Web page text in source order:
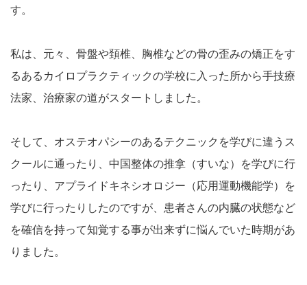
す。
私は、元々、骨盤や頚椎、胸椎などの骨の歪みの矯正をす
るあるカイロプラクティックの学校に入った所から手技療
法家、治療家の道がスタートしました。
そして、オステオパシーのあるテクニックを学びに違うス
クールに通ったり、中国整体の推拿（すいな）を学びに行
ったり、アプライドキネシオロジー（応用運動機能学）を
学びに行ったりしたのですが、患者さんの内臓の状態など
を確信を持って知覚する事が出来ずに悩んでいた時期があ
りました。